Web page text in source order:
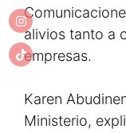
alivios tanto a
empresas.
Karen
Ministerio,